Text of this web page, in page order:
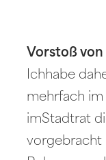
Vorstoß von
Ichhabe
mehrfach im
imStadtrat
vorgebracht